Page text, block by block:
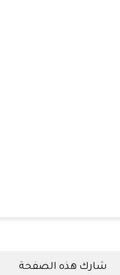
شارك هذه الصفحة